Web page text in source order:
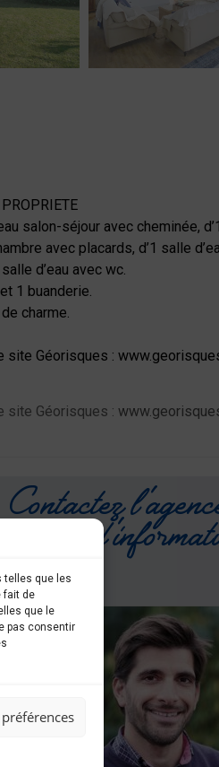
telles que les
fait de
que le
pas consentir
salon-séjour avec cheminée,
avec placards, d’1 salle
d’eau avec wc.
1 buanderie.
charme.
Géorisques :
site Géorisques :
Contactez